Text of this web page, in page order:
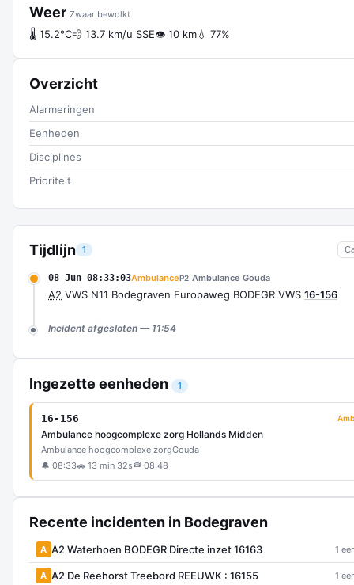
Tijdlijn 1
08 Jun 08:33:03AmbulanceP2 Ambulance Gouda
A2 VWS N11 Bodegraven Europaweg BODEGR VWS 16-156
Incident afgesloten — 11:54
Ingezette eenheden 1
16-156
Ambulance hoogcomplexe zorg Hollands Midden
Ambulance hoogcomplexe zorgGouda
🔔 08:33🚗 13 min 32s 🏁 08:48
Recente incidenten in Bodegraven
A A2 Waterhoen BODEGR Directe inzet 16163 1
A A2 De Reehorst Treebord REEUWK : 16155 1
Weer Zwaar bewolkt
🌡 15.2°C💨 13.7 km/u SSE👁 10 km💧 77%
Overzicht
Alarmeringen
Eenheden
Disciplines
Prioriteit